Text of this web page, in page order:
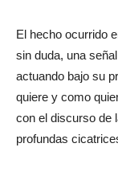
El hecho ocurrido
sin duda, una
actuando bajo su
quiere y como
con el discurso de
profundas